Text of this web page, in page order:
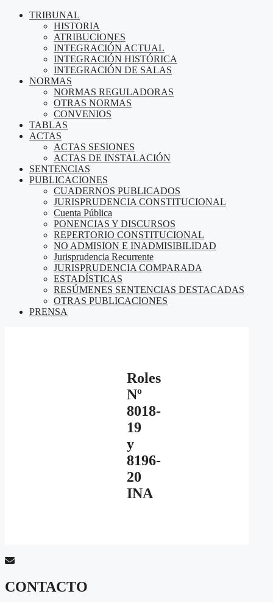
TRIBUNAL
HISTORIA
ATRIBUCIONES
INTEGRACIÓN ACTUAL
INTEGRACIÓN HISTÓRICA
INTEGRACIÓN DE SALAS
NORMAS
NORMAS REGULADORAS
OTRAS NORMAS
CONVENIOS
TABLAS
ACTAS
ACTAS SESIONES
ACTAS DE INSTALACIÓN
SENTENCIAS
PUBLICACIONES
CUADERNOS PUBLICADOS
JURISPRUDENCIA CONSTITUCIONAL
Cuenta Pública
PONENCIAS Y DISCURSOS
REPERTORIO CONSTITUCIONAL
NO ADMISION E INADMISIBILIDAD
Jurisprudencia Recurrente
JURISPRUDENCIA COMPARADA
ESTADÍSTICAS
RESÚMENES SENTENCIAS DESTACADAS
OTRAS PUBLICACIONES
PRENSA
Roles
Nº
8018-
19
y
8196-
20
INA
CONTACTO